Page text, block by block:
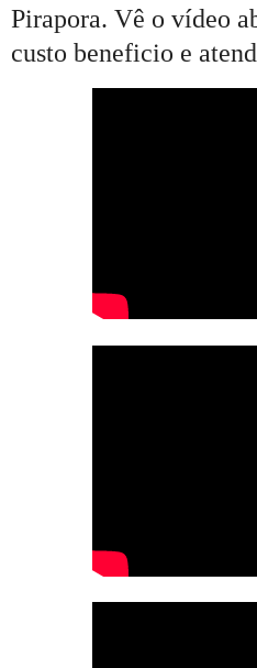
Pirapora. Vê o vídeo
custo beneficio e